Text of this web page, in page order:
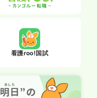
看護roo!国試